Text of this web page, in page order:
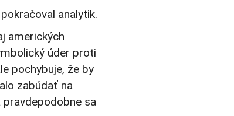
analytik.
amerických
úder proti
pochybuje, že by
zabúdať na
pravdepodobne sa